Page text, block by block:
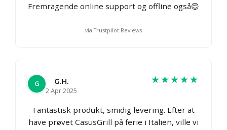
Fremragende online support og offline også😊
via Trustpilot Reviews
G
G.H.
2 Apr 2025
★★★★★
Fantastisk produkt, smidig levering. Efter at
have prøvet CasusGrill på ferie i Italien, ville vi